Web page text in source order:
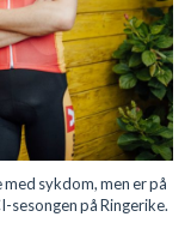
sykdom, men er på
sesongen på Ringerike.